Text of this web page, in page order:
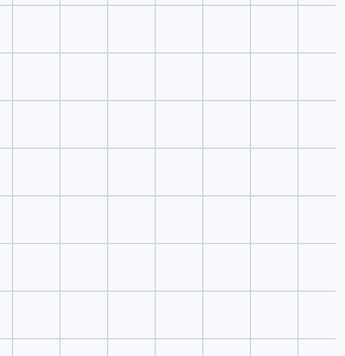
courte autour de portraits créateur, idées
style et objectif de sortie.